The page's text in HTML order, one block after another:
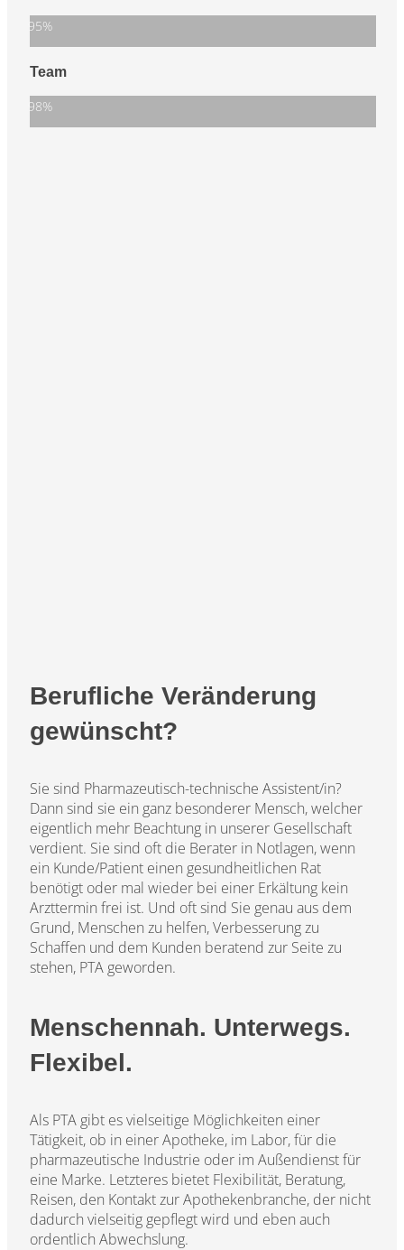
95%
Team
98%
Berufliche Veränderung
gewünscht?
Sie sind Pharmazeutisch-technische Assistent/in?
Dann sind sie ein ganz besonderer Mensch, welcher
eigentlich mehr Beachtung in unserer Gesellschaft
verdient. Sie sind oft die Berater in Notlagen, wenn
ein Kunde/Patient einen gesundheitlichen Rat
benötigt oder mal wieder bei einer Erkältung kein
Arzttermin frei ist. Und oft sind Sie genau aus dem
Grund, Menschen zu helfen, Verbesserung zu
Schaffen und dem Kunden beratend zur Seite zu
stehen, PTA geworden.
Menschennah. Unterwegs.
Flexibel.
Als PTA gibt es vielseitige Möglichkeiten einer
Tätigkeit, ob in einer Apotheke, im Labor, für die
pharmazeutische Industrie oder im Außendienst für
eine Marke. Letzteres bietet Flexibilität, Beratung,
Reisen, den Kontakt zur Apothekenbranche, der nicht
dadurch vielseitig gepflegt wird und eben auch
ordentlich Abwechslung.